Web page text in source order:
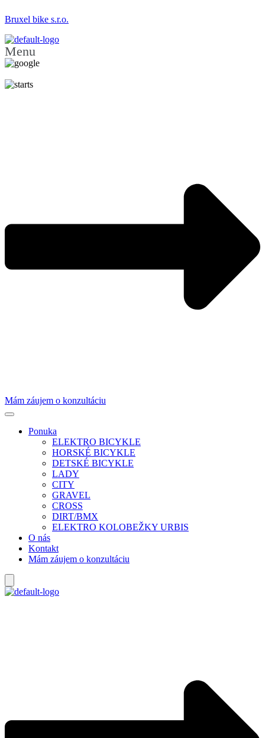
Bruxel bike s.r.o.
Menu
Mám záujem o konzultáciu
Ponuka
ELEKTRO BICYKLE
HORSKÉ BICYKLE
DETSKÉ BICYKLE
LADY
CITY
GRAVEL
CROSS
DIRT/BMX
ELEKTRO KOLOBEŽKY URBIS
O nás
Kontakt
Mám záujem o konzultáciu